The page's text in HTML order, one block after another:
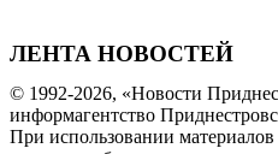
ЛЕНТА НОВОСТЕЙ
© 1992-2026, «Новости
информагентство
При использовании материалов